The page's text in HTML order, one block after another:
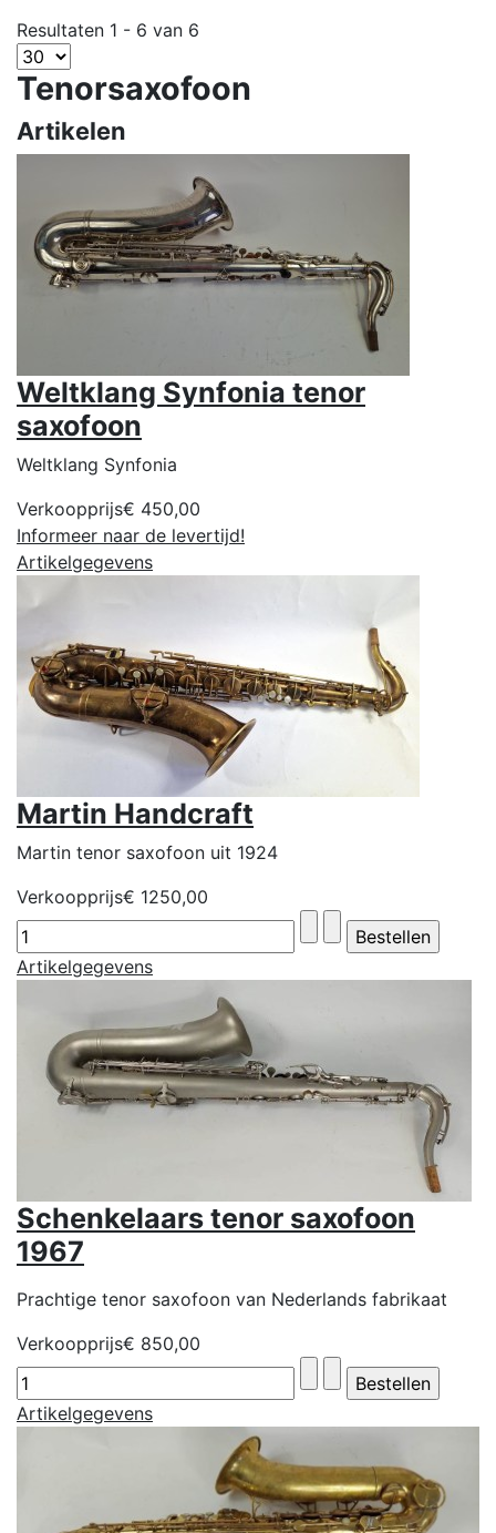
Resultaten 1 - 6 van 6
Tenorsaxofoon
Artikelen
Weltklang Synfonia tenor
saxofoon
Weltklang Synfonia
Verkoopprijs€ 450,00
Informeer naar de levertijd!
Artikelgegevens
Martin Handcraft
Martin tenor saxofoon uit 1924
Verkoopprijs€ 1250,00
Artikelgegevens
Schenkelaars tenor saxofoon
1967
Prachtige tenor saxofoon van Nederlands fabrikaat
Verkoopprijs€ 850,00
Artikelgegevens